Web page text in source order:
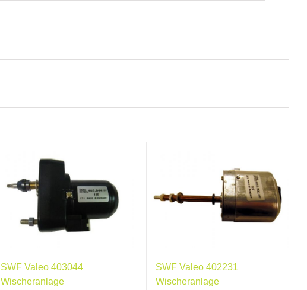
SWF Valeo 403044
Wischeranlage
SWF Valeo 402231
Wischeranlage